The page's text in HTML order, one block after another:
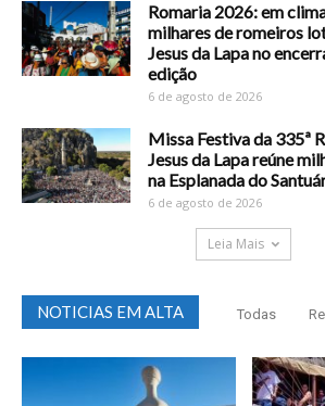
Romaria 2026: em
milhares de romeiros
Jesus da Lapa no
edição
6 de agosto de 2026
Missa Festiva da 335ª
Jesus da Lapa reúne
na Esplanada do
6 de agosto de 2026
Leia Mais
NOTICIAS EM ALTA Todas